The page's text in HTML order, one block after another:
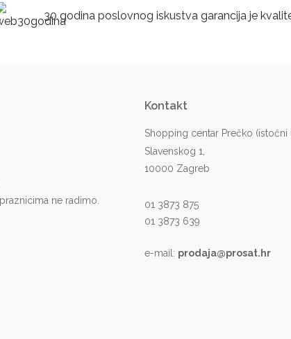
30 godina poslovnog iskustva garancija je
ne radimo.
Kontakt
Shopping centar Prečko (istočni
Slavenskog 1,
10000 Zagreb
01 3873 875
01 3873 639
e-mail: prodaja@prosat.hr